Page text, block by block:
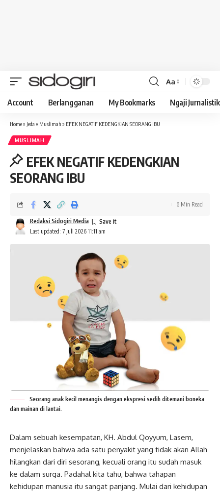
Font
Resizer
Aa
Account Berlangganan My Bookmarks Ngaji Jurnalistik
Home» Jeda » Muslimah » EFEK NEGATIF KEDENGKIAN SEORANG IBU
MUSLIMAH
EFEK NEGATIF KEDENGKIAN
SEORANG IBU
Last updated: 7 Juli 2026 11:11 am
Redaksi Sidogiri Media
6 Min Read
Seorang anak kecil menangis dengan ekspresi sedih ditemani boneka
dan mainan di lantai.
Dalam sebuah kesempatan, KH. Abdul Qoyyum, Lasem,
menjelaskan bahwa ada satu penyakit yang tidak akan Allah
hilangkan dari diri sesorang, kecuali orang itu sudah masuk
ke dalam surga. Padahal kita tahu, bahwa tahapan
kehidupan manusia itu sangat panjang. Mulai dari kehidupan